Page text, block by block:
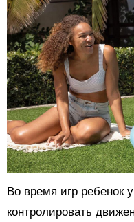
Во время игр ребенок
контролировать